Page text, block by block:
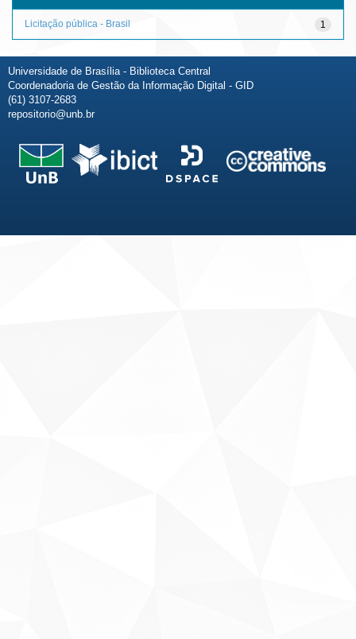
1
Licitação pública - Brasil
Universidade de Brasília - Biblioteca Central
Coordenadoria de Gestão da Informação Digital - GID
(61) 3107-2683
repositorio@unb.br